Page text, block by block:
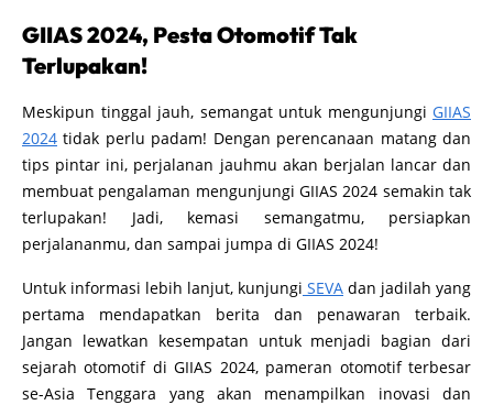
GIIAS 2024, Pesta Otomotif Tak
Terlupakan!
Meskipun tinggal jauh, semangat untuk mengunjungi GIIAS
2024 tidak perlu padam! Dengan perencanaan matang dan
tips pintar ini, perjalanan jauhmu akan berjalan lancar dan
membuat pengalaman mengunjungi GIIAS 2024 semakin tak
terlupakan! Jadi, kemasi semangatmu, persiapkan
perjalananmu, dan sampai jumpa di GIIAS 2024!
Untuk informasi lebih lanjut, kunjungi SEVA dan jadilah yang
pertama mendapatkan berita dan penawaran terbaik.
Jangan lewatkan kesempatan untuk menjadi bagian dari
sejarah otomotif di GIIAS 2024, pameran otomotif terbesar
se-Asia Tenggara yang akan menampilkan inovasi dan